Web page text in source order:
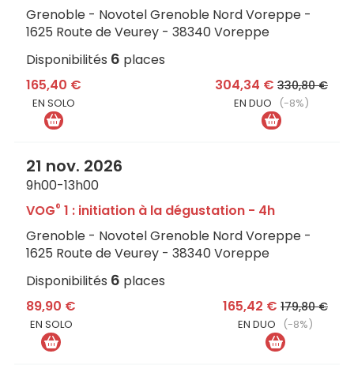
Grenoble - Novotel Grenoble Nord Voreppe -
1625 Route de Veurey - 38340 Voreppe
Disponibilités 6 places
165,40 €
EN SOLO
304,34 € 330,80 €
EN DUO (-8%)
21 nov. 2026
9h00-13h00
VOG® 1 : initiation à la dégustation - 4h
Grenoble - Novotel Grenoble Nord Voreppe -
1625 Route de Veurey - 38340 Voreppe
Disponibilités 6 places
89,90 €
EN SOLO
165,42 € 179,80 €
EN DUO (-8%)